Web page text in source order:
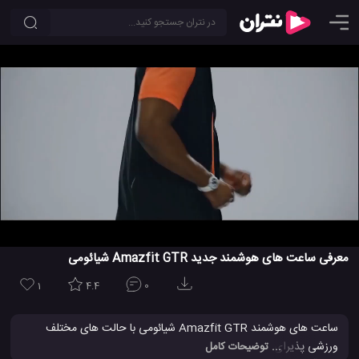
معرفی ساعت های هوشمند جدید Amazfit GTR شیائومی
1 4.4 0
ساعت های هوشمند Amazfit GTR شیائومی با حالت های مختلف
ورزشی پذیرای شما خواهند بود. علاوه بر این، قابلیت مقاومت در برابر
... توضیحات کامل